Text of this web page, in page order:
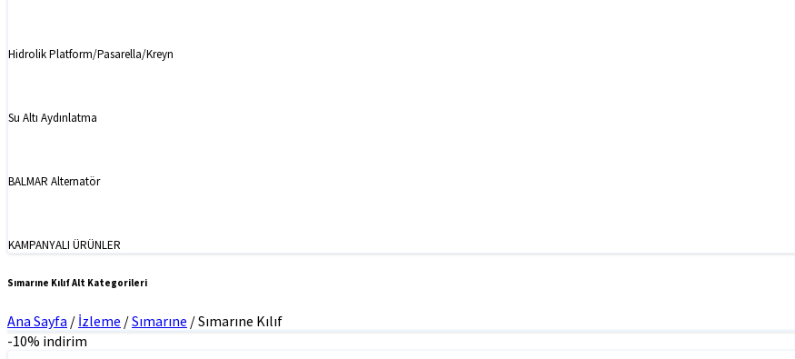
Hidrolik Platform/Pasarella/Kreyn
Su Altı Aydınlatma
BALMAR Alternatör
KAMPANYALI ÜRÜNLER
Sımarıne Kılıf Alt Kategorileri
Ana Sayfa / İzleme /Sımarıne /Sımarıne Kılıf
-10% indirim